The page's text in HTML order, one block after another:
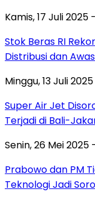
Kamis, 17 Juli 2025
Stok Beras RI
Distribusi dan
Minggu, 13 Juli 2025
Super Air Jet
Terjadi di Bali-
Senin, 26 Mei 2025
Prabowo dan PM
Teknologi Jadi